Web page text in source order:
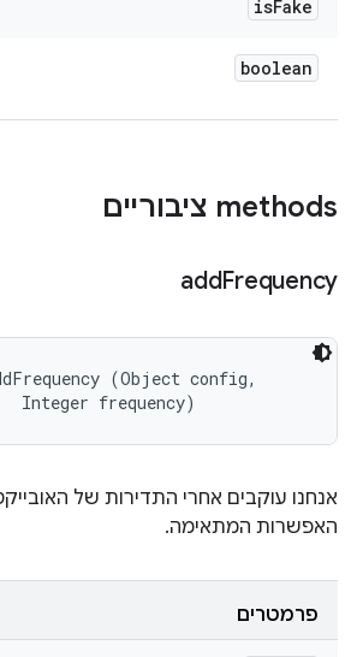
isFake
boolean
‫methods ציבוריים
addFrequency
(Object config,
Integer frequency)
אנחנו עוקבים אחרי התדירות של
האפשרות המתאימה.
פרמטרים